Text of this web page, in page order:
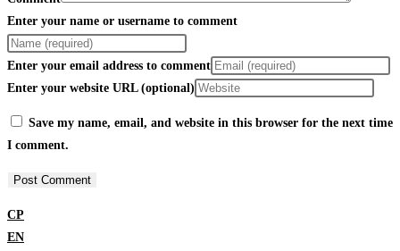
Enter your name or username to comment
Enter your email address to comment
Enter your website URL (optional)
Save my name, email, and website in this browser for the next time
I comment.
СР
EN